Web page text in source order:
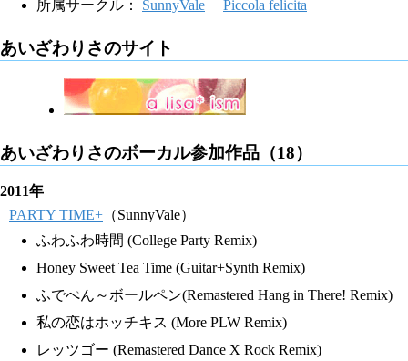
所属サークル： SunnyVale Piccola felicita
あいざわりさのサイト
あいざわりさのボーカル参加作品（18）
2011年
PARTY TIME+ （SunnyVale）
ふわふわ時間 (College Party Remix)
Honey Sweet Tea Time (Guitar+Synth Remix)
ふでぺん～ボールペン(Remastered Hang in There! Remix)
私の恋はホッチキス (More PLW Remix)
レッツゴー (Remastered Dance X Rock Remix)